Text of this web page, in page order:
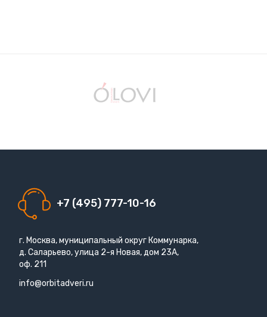
+7 (495) 777-10-16
г. Москва, муниципальный округ Коммунарка,
д. Саларьево, улица 2-я Новая, дом 23А,
оф. 211
info@orbitadveri.ru